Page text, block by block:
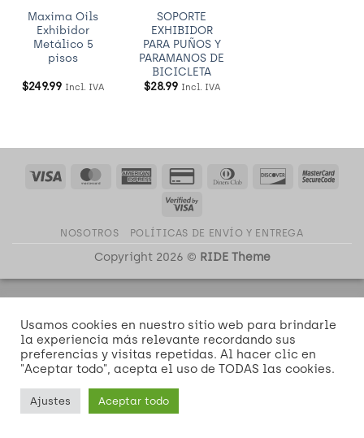
Maxima Oils
Exhibidor
Metálico 5
pisos
$249.99 Incl. IVA
SOPORTE
EXHIBIDOR
PARA PUÑOS Y
PARAMANOS DE
BICICLETA
$28.99 Incl. IVA
Visa MasterCardAmerican
Express
Credit
Dinners
Discover
Visa
NOSOTROS POLÍTICAS DE ENVÍO Y ENTREGA
Copyright 2026 © RIDE Theme
Usamos cookies en nuestro sitio web para brindarle
la experiencia más relevante recordando sus
preferencias y visitas repetidas. Al hacer clic en
"Aceptar todo", acepta el uso de TODAS las cookies.
Ajustes Aceptar todo